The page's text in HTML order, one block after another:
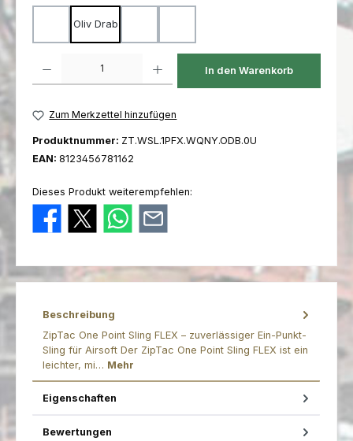
Coyote
Oliv Drab
In den Warenkorb
Zum Merkzettel hinzufügen
Produktnummer: ZT.WSL.1PFX.WQNY.ODB.0U
EAN: 8123456781162
Dieses Produkt weiterempfehlen:
Beschreibung
ZipTac One Point Sling FLEX – zuverlässiger Ein-Punkt-
Sling für Airsoft Der ZipTac One Point Sling FLEX ist ein
leichter, mi… Mehr
Eigenschaften
Bewertungen